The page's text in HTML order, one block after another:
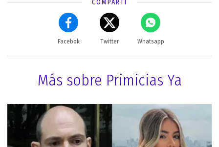
COMPARTÍ
Facebok Twitter Whatsapp
Más sobre Primicias Ya